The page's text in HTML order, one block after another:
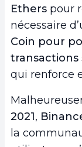
Ethers pour
nécessaire
Coin pour
transactions
qui renforce
2021,
la